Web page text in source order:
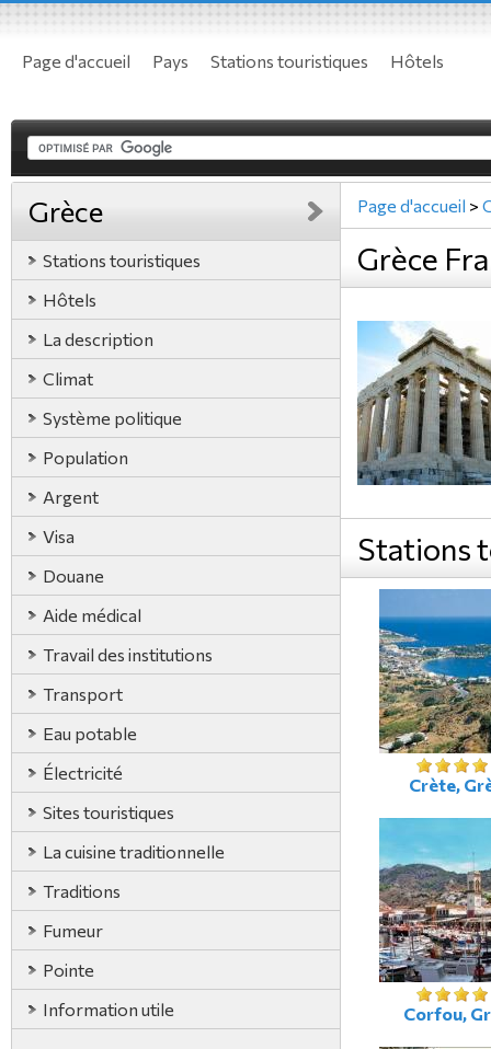
Page d'accueil Pays Stations touristiques Hôtels
Grèce
Stations touristiques
Hôtels
La description
Climat
Système politique
Population
Argent
Visa
Douane
Aide médical
Travail des institutions
Transport
Eau potable
Électricité
Sites touristiques
La cuisine traditionnelle
Traditions
Fumeur
Pointe
Information utile
Page d'accueil >
Grèce
Stations
Crète,
Corfou,